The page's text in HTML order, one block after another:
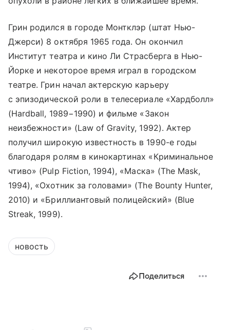
Грин родился в городе Монтклэр (штат Нью-
Джерси) 8 октября 1965 года. Он окончил
Институт театра и кино Ли Страсберга в Нью-
Йорке и некоторое время играл в городском
театре. Грин начал актерскую карьеру
с эпизодической роли в телесериале «Хардболл»
(Hardball, 1989−1990) и фильме «Закон
неизбежности» (Law of Gravity, 1992). Актер
получил широкую известность в 1990-е годы
благодаря ролям в кинокартинах «Криминальное
чтиво» (Pulp Fiction, 1994), «Маска» (The Mask,
1994), «Охотник за головами» (The Bounty Hunter,
2010) и «Бриллиантовый полицейский» (Blue
Streak, 1999).
новость
Поделиться